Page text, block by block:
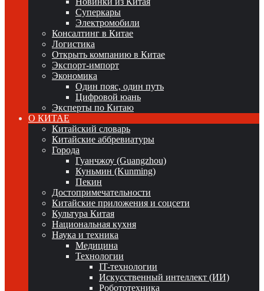
Суперкары
Электромобили
Консалтинг в Китае
Логистика
Открыть компанию в Китае
Экспорт-импорт
Экономика
Один пояс, один путь
Цифровой юань
Эксперты по Китаю
О КИТАЕ
Китайский словарь
Китайские аббревиатуры
Города
Гуанчжоу (Guangzhou)
Куньмин (Kunming)
Пекин
Достопримечательности
Китайские приложения и соцсети
Культура Китая
Национальная кухня
Наука и техника
Медицина
Технологии
IT-технологии
Искусственный интеллект (ИИ)
Робототехника